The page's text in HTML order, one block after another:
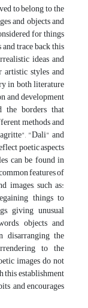
to belong to the
and objects and
for things
trace back this
ideas and
artistic styles and
in both literature
and development
the borders that
methods and
"Dali" and
poetic aspects
can be found in
features of
images, such as:
things to
giving unusual
objects and
the
to the
images do not
this establishment
,and encourages